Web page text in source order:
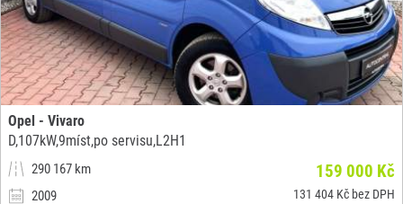
Opel - Vivaro
D,107kW,9míst,po servisu,L2H1
290 167 km
2009
159 000 Kč
131 404 Kč bez DPH